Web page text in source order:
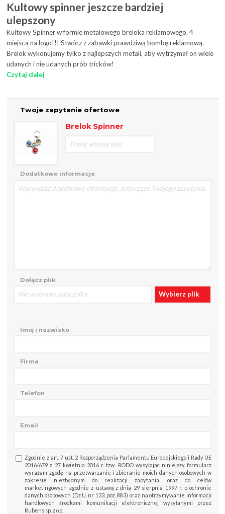
Kultowy spinner jeszcze bardziej
ulepszony
Kultowy Spinner w formie metalowego breloka reklamowego. 4
miejsca na logo!!! Stwórz z zabawki prawdziwą bombę reklamową.
Brelok wykonujemy tylko z najlepszych metali, aby wytrzymał on wiele
udanych i nie udanych prób tricków!
Czytaj dalej
Twoje zapytanie ofertowe
Brelok Spinner
Dodatkowe informacje
Dołącz plik
Nie wybrano załącznika Wybierz plik
Imię i nazwisko
Firma
Telefon
Email
Zgodnie z art. 7 ust. 2 Rozporządzenia Parlamentu Europejskiego i Rady UE
2016/679 z 27 kwietnia 2016 r. tzw. RODO wysyłajac niniejszy formularz
wyrażam zgodę na przetwarzanie i zbieranie moich danych osobowych w
zakresie niezbędnym do realizacji zapytania, oraz do celów
marketingowych zgodnie z ustawą z dnia 29 sierpnia 1997 r. o ochronie
danych osobowych (Dz.U. nr 133, poz. 883) oraz na otrzymywanie informacji
handlowych środkami komunikacji elektronicznej wysyłanymi przez
Rubens sp. z o.o.